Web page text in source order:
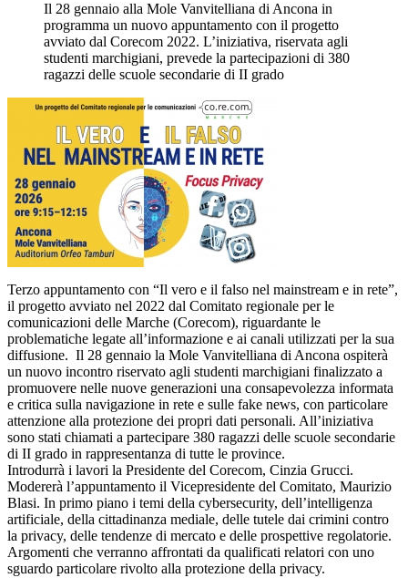
Il 28 gennaio alla Mole Vanvitelliana di Ancona in
programma un nuovo appuntamento con il progetto
avviato dal Corecom 2022. L’iniziativa, riservata agli
studenti marchigiani, prevede la partecipazioni di 380
ragazzi delle scuole secondarie di II grado
Terzo appuntamento con “Il vero e il falso nel mainstream e in rete”,
il progetto avviato nel 2022 dal Comitato regionale per le
comunicazioni delle Marche (Corecom), riguardante le
problematiche legate all’informazione e ai canali utilizzati per la sua
diffusione. Il 28 gennaio la Mole Vanvitelliana di Ancona ospiterà
un nuovo incontro riservato agli studenti marchigiani finalizzato a
promuovere nelle nuove generazioni una consapevolezza informata
e critica sulla navigazione in rete e sulle fake news, con particolare
attenzione alla protezione dei propri dati personali. All’iniziativa
sono stati chiamati a partecipare 380 ragazzi delle scuole secondarie
di II grado in rappresentanza di tutte le province.
Introdurrà i lavori la Presidente del Corecom, Cinzia Grucci.
Modererà l’appuntamento il Vicepresidente del Comitato, Maurizio
Blasi. In primo piano i temi della cybersecurity, dell’intelligenza
artificiale, della cittadinanza mediale, delle tutele dai crimini contro
la privacy, delle tendenze di mercato e delle prospettive regolatorie.
Argomenti che verranno affrontati da qualificati relatori con uno
sguardo particolare rivolto alla protezione della privacy.